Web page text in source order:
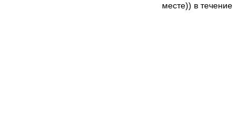
месте)) в